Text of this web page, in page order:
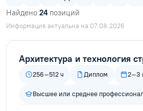
Найдено 24позиций
Информация актуальна на 07.08.2026
Архитектура и технология
256–512 ч Диплом 2–3
Высшее или среднее